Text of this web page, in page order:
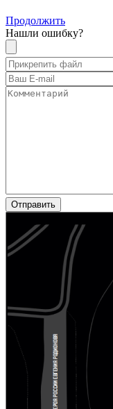
Продолжить
Нашли ошибку?